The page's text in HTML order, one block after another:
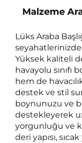
Malzeme
Lüks Araba
Yüksek kaliteli
havayolu sınıfı
hem de
destek ve stil
boynunuzu ve
destekleyerek
yorgunluğu ve
deri yapısı,